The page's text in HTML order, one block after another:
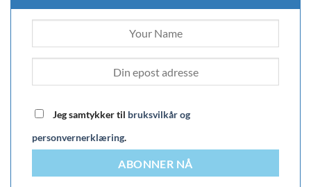
Jeg samtykker til bruksvilkår og
personvernerklæring.
ABONNER NÅ